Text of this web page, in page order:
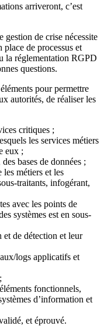
arriveront, c’est
gestion de crise nécessite
de processus et
la réglementation RGPD
questions.
pour permettre
autorités, de réaliser les
critiques ;
les services métiers
eux ;
bases de données ;
les métiers et les
traitants, infogérant,
avec les points de
systèmes est en sous-
et de détection et leur
logs applicatifs et
fonctionnels,
d’information et
et éprouvé.